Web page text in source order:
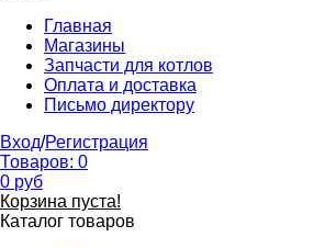
Главная
Магазины
Запчасти для котлов
Оплата и доставка
Письмо директору
Вход/Регистрация
Товаров: 0
0 руб
Корзина пуста!
Каталог товаров